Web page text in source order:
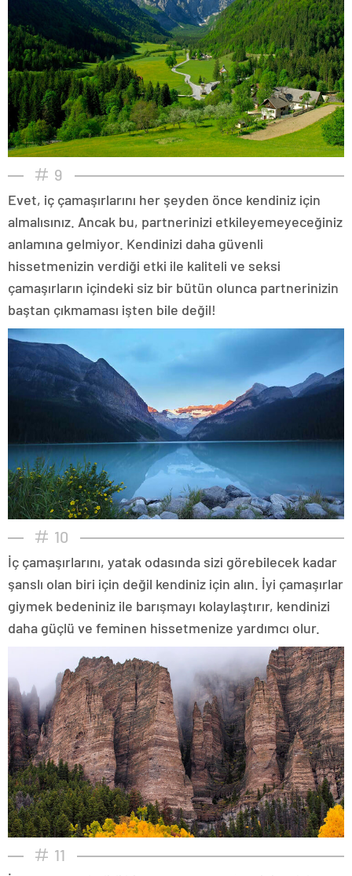
9
Evet, iç çamaşırlarını her şeyden önce kendiniz için
almalısınız. Ancak bu, partnerinizi etkileyemeyeceğiniz
anlamına gelmiyor. Kendinizi daha güvenli
hissetmenizin verdiği etki ile kaliteli ve seksi
çamaşırların içindeki siz bir bütün olunca partnerinizin
baştan çıkmaması işten bile değil!
10
İç çamaşırlarını, yatak odasında sizi görebilecek kadar
şanslı olan biri için değil kendiniz için alın. İyi çamaşırlar
giymek bedeniniz ile barışmayı kolaylaştırır, kendinizi
daha güçlü ve feminen hissetmenize yardımcı olur.
11